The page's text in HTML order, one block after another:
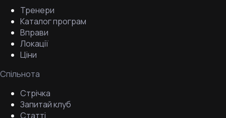
Тренери
Каталог програм
Вправи
Локації
Ціни
Спільнота
Стрічка
Запитай клуб
Статті